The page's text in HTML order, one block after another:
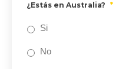
¿Estás en Australia? *
Si
No